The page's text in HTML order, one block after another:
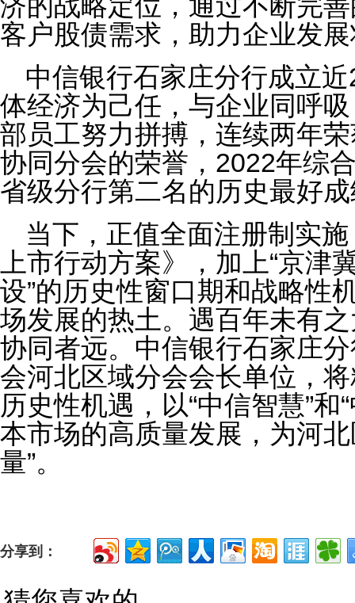
济的战略定位，通过不断完
客户股债需求，助力企业发
中信银行石家庄分行成立
体经济为己任，与企业同呼
部员工努力拼搏，连续两年
协同分会的荣誉，2022年综
省级分行第二名的历史最好
当下，正值全面注册制实
上市行动方案》，加上“京津
设”的历史性窗口期和战略性
场发展的热土。遇百年未有
协同者远。中信银行石家庄
会河北区域分会会长单位，
历史性机遇，以“中信智慧”和
本市场的高质量发展，为河
量”。
分享到：